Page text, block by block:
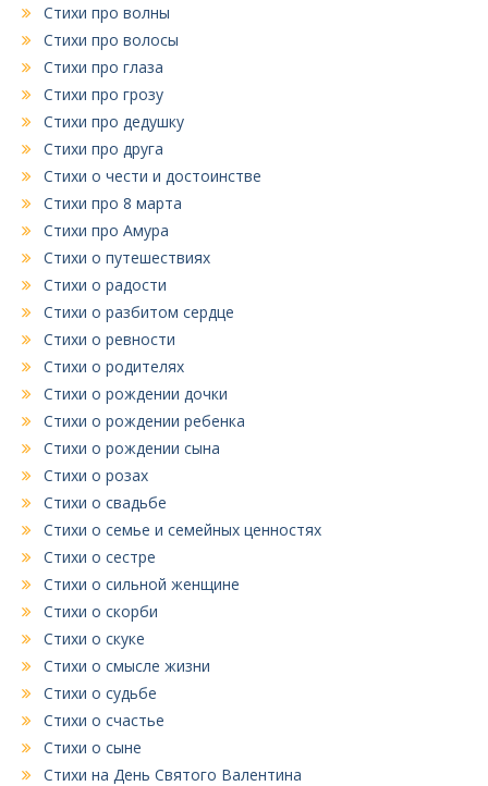
Стихи про волны
Стихи про волосы
Стихи про глаза
Стихи про грозу
Стихи про дедушку
Стихи про друга
Стихи о чести и достоинстве
Стихи про 8 марта
Стихи про Амура
Стихи о путешествиях
Стихи о радости
Стихи о разбитом сердце
Стихи о ревности
Стихи о родителях
Стихи о рождении дочки
Стихи о рождении ребенка
Стихи о рождении сына
Стихи о розах
Стихи о свадьбе
Стихи о семье и семейных ценностях
Стихи о сестре
Стихи о сильной женщине
Стихи о скорби
Стихи о скуке
Стихи о смысле жизни
Стихи о судьбе
Стихи о счастье
Стихи о сыне
Стихи на День Святого Валентина